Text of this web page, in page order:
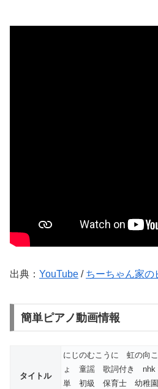
出典： YouTube / ちーちゃん家の
簡単ピアノ動画情報
タイトル
にじのむこうに 虹の向
ょ 童謡 歌詞付き nhk
単 初級 保育士 幼稚